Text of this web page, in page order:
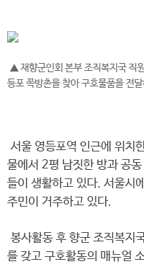
▲ 재향군인회 본부 조직복지국 직
등포 쪽방촌을 찾아 구호물품을
서울 영등포역 인근에 위치
물에서 2평 남짓한 방과 공
들이 생활하고 있다. 서울시
주민이 거주하고 있다.
봉사활동 후 향군 조직복지
를 갖고 구호활동의 매뉴얼